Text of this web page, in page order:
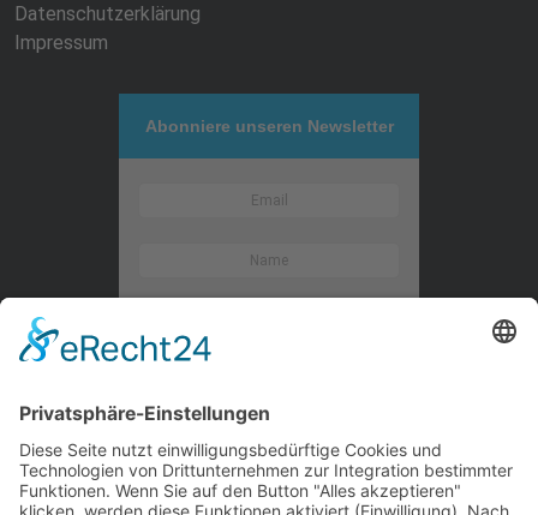
Datenschutzerklärung
Impressum
Abonniere unseren Newsletter
Kontaktieren Sie uns
WalBee
Bizzmade GmbH